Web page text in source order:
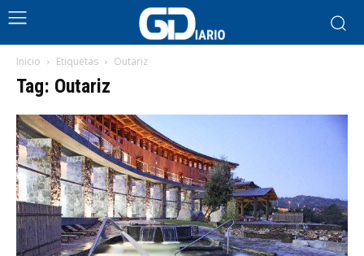
Inicio Etiquetas Outariz
Tag: Outariz